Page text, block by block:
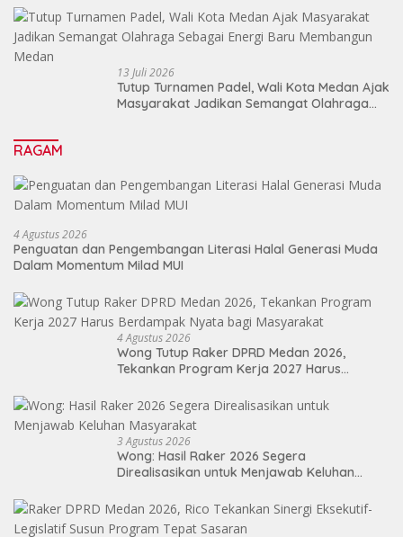
13 Juli 2026
Tutup Turnamen Padel, Wali Kota Medan Ajak
Masyarakat Jadikan Semangat Olahraga
RAGAM
4 Agustus 2026
Penguatan dan Pengembangan Literasi Halal Generasi Muda
Dalam Momentum Milad MUI
4 Agustus 2026
Wong Tutup Raker DPRD Medan 2026,
Tekankan Program Kerja 2027 Harus
3 Agustus 2026
Wong: Hasil Raker 2026 Segera
Direalisasikan untuk Menjawab Keluhan